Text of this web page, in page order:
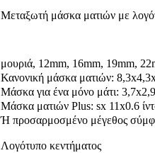
Μεταξωτή μάσκα ματιών με
μουριά, 12mm, 16mm, 19mm,
Κανονική μάσκα ματιών:
Μάσκα για ένα μόνο μάτι:
Μάσκα ματιών Plus: sx 11x0.6
Ή προσαρμοσμένο μέγεθος
Λογότυπο κεντήματος